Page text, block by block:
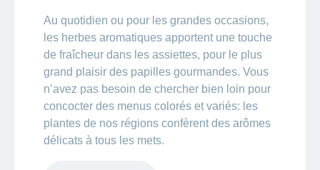
Au quotidien ou pour les grandes occasions,
les herbes aromatiques apportent une touche
de fraîcheur dans les assiettes, pour le plus
grand plaisir des papilles gourmandes. Vous
n’avez pas besoin de chercher bien loin pour
concocter des menus colorés et variés: les
plantes de nos régions confèrent des arômes
délicats à tous les mets.